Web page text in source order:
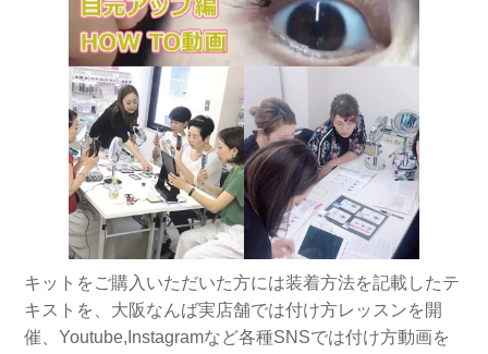
キットをご購入いただいた方には装着方法を記載したテ
キストを、大阪なんば実店舗では付け方レッスンを開
催、Youtube,Instagramなど各種SNSでは付け方動画を